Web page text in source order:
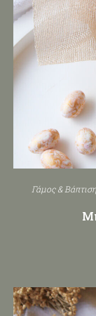
Γάμος & Βάπτιση